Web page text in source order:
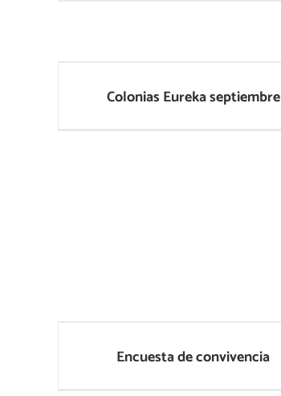
Colonias Eureka septiembre
Encuesta de convivencia